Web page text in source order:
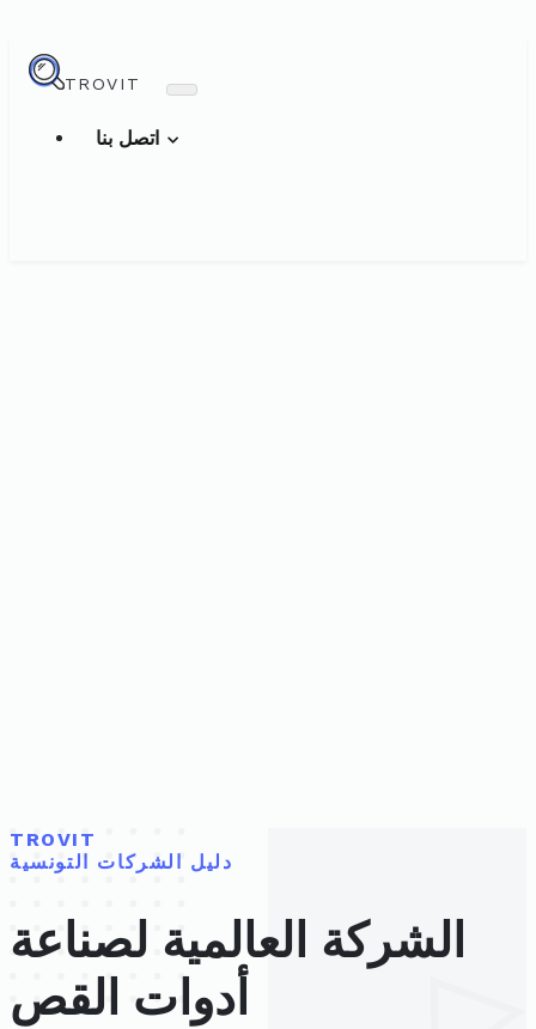
TROVIT
TROVIT
دليل الشركات التونسية
الشركة العالمية لصناعة
أدوات القص